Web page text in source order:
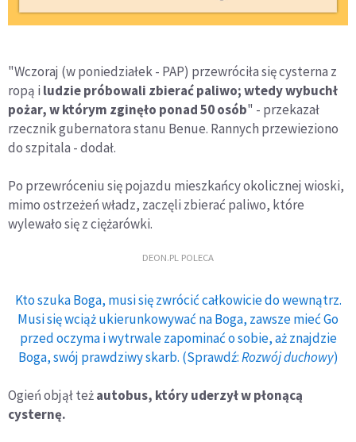
"Wczoraj (w poniedziałek - PAP) przewróciła się cysterna z
ropą i ludzie próbowali zbierać paliwo; wtedy wybuchł
pożar, w którym zginęło ponad 50 osób" - przekazał
rzecznik gubernatora stanu Benue. Rannych przewieziono
do szpitala - dodał.
Po przewróceniu się pojazdu mieszkańcy okolicznej wioski,
mimo ostrzeżeń władz, zaczęli zbierać paliwo, które
wylewało się z ciężarówki.
DEON.PL POLECA
Kto szuka Boga, musi się zwrócić całkowicie do wewnątrz.
Musi się wciąż ukierunkowywać na Boga, zawsze mieć Go
przed oczyma i wytrwale zapominać o sobie, aż znajdzie
Boga, swój prawdziwy skarb. (Sprawdź:Rozwój duchowy)
Ogień objął teżautobus, który uderzył w płonącą
cysternę.